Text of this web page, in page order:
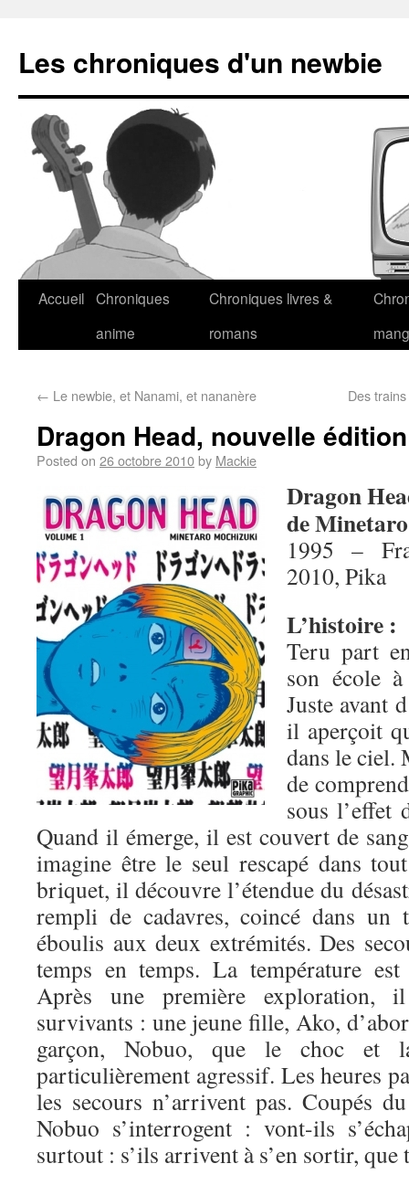
Les chroniques d'un newbie
Accueil Chroniques
anime
Chroniques livres &
romans
← Le newbie, et Nanami, et nananère Des
Dragon Head, nouvelle édition
Posted on 26 octobre 2010by Mackie
Dragon
de
1995 –
2010, Pika
L’histoire :
Teru part
son école
Juste avant
il aperçoit
dans le ciel.
de
sous l’effet
Quand il émerge, il est couvert de
imagine être le seul rescapé dans
briquet, il découvre l’étendue du
rempli de cadavres, coincé dans un
éboulis aux deux extrémités. Des
temps en temps. La température est
Après une première exploration,
survivants : une jeune fille, Ako,
garçon, Nobuo, que le choc et
particulièrement agressif. Les heures
les secours n’arrivent pas. Coupés
Nobuo s’interrogent : vont-ils
surtout : s’ils arrivent à s’en sortir,